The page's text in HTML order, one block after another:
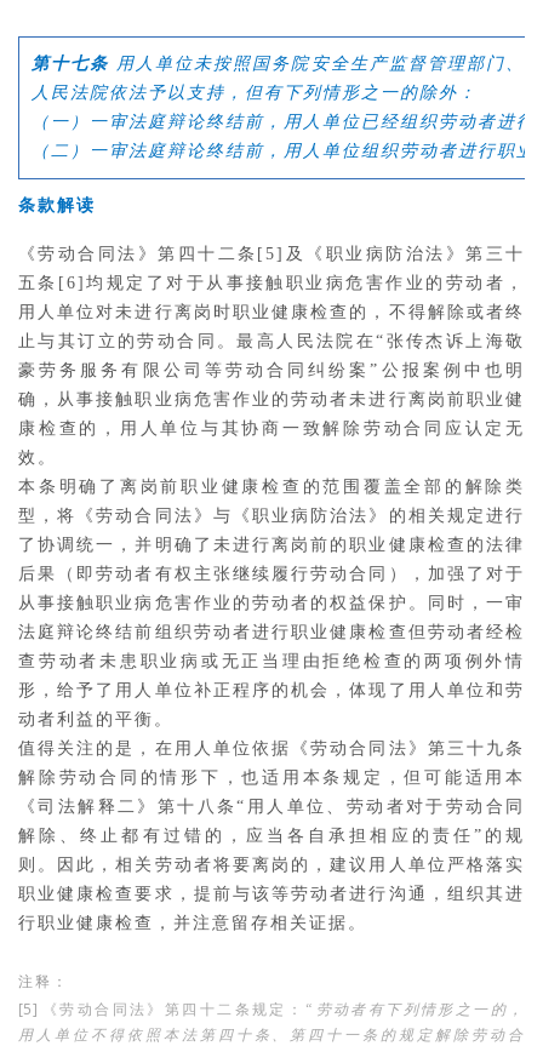
第十七条 用人单位未按照国务院安全生产监督管理部门、
人民法院依法予以支持，但有下列情形之一的除外：
（一）一审法庭辩论终结前，用人单位已经组织劳动者进
（二）一审法庭辩论终结前，用人单位组织劳动者进行职
条款解读
《劳动合同法》第四十二条[5]及《职业病防治法》第三十
五条[6]均规定了对于从事接触职业病危害作业的劳动者，
用人单位对未进行离岗时职业健康检查的，不得解除或者终
止与其订立的劳动合同。最高人民法院在“张传杰诉上海敬
豪劳务服务有限公司等劳动合同纠纷案”公报案例中也明
确，从事接触职业病危害作业的劳动者未进行离岗前职业健
康检查的，用人单位与其协商一致解除劳动合同应认定无
效。
本条明确了离岗前职业健康检查的范围覆盖全部的解除类
型，将《劳动合同法》与《职业病防治法》的相关规定进行
了协调统一，并明确了未进行离岗前的职业健康检查的法律
后果（即劳动者有权主张继续履行劳动合同），加强了对于
从事接触职业病危害作业的劳动者的权益保护。同时，一审
法庭辩论终结前组织劳动者进行职业健康检查但劳动者经检
查劳动者未患职业病或无正当理由拒绝检查的两项例外情
形，给予了用人单位补正程序的机会，体现了用人单位和劳
动者利益的平衡。
值得关注的是，在用人单位依据《劳动合同法》第三十九条
解除劳动合同的情形下，也适用本条规定，但可能适用本
《司法解释二》第十八条“用人单位、劳动者对于劳动合同
解除、终止都有过错的，应当各自承担相应的责任”的规
则。因此，相关劳动者将要离岗的，建议用人单位严格落实
职业健康检查要求，提前与该等劳动者进行沟通，组织其进
行职业健康检查，并注意留存相关证据。
注释：
[5] 《劳动合同法》第四十二条规定：
“劳动者有下列情形之一的，
用人单位不得依照本法第四十条、第四十一条的规定解除劳动合